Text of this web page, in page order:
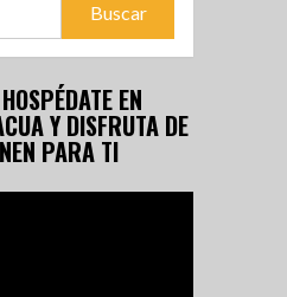
EN
Y DISFRUTA DE
PARA TI